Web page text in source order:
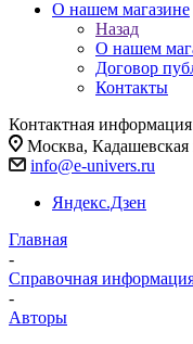
О нашем магазине
Назад
О нашем
Договор
Контакты
Контактная информация
Москва, Кадашевская
info@e-univers.ru
Яндекс.Дзен
Главная
-
Справочная
-
Авторы